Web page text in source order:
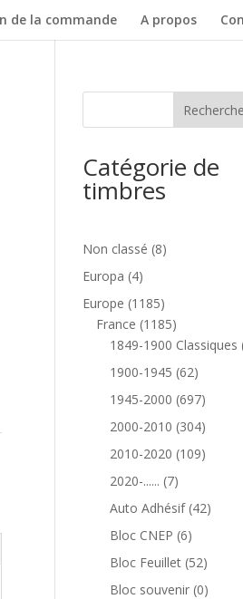
de la commande A propos
Catégorie de
timbres
Non classé 88
Europa 44
produits
Europe 11851185
produits
France 11851185
produits
1849-1900 Classiques
1900-1945 6262
produits
1945-2000 697697
produits
2000-2010 304304
produits
2010-2020 109109
2020-...... 77
produits
Auto Adhésif 4242
Bloc CNEP 66
produits
Bloc Feuillet 5252
produits
Bloc souvenir 00